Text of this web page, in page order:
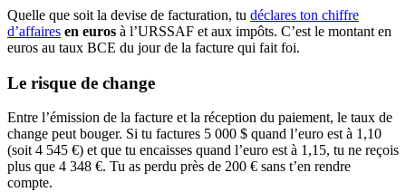
Quelle que soit la devise de facturation, tu déclares ton chiffre
d’affaires en euros à l’URSSAF et aux impôts. C’est le montant en
euros au taux BCE du jour de la facture qui fait foi.
Le risque de change
Entre l’émission de la facture et la réception du paiement, le taux de
change peut bouger. Si tu factures 5 000 $ quand l’euro est à 1,10
(soit 4 545 €) et que tu encaisses quand l’euro est à 1,15, tu ne reçois
plus que 4 348 €. Tu as perdu près de 200 € sans t’en rendre
compte.